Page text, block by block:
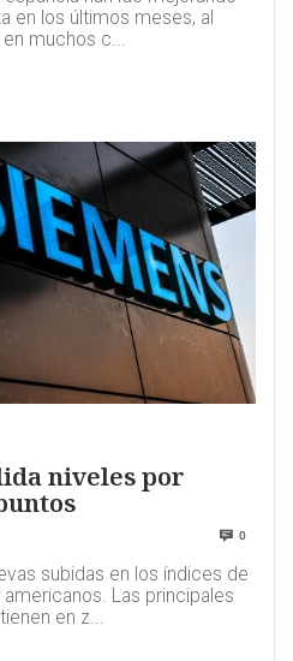
en los últimos meses, al
muchos c...
niveles por
0
subidas en los índices de
Las principales
en z...